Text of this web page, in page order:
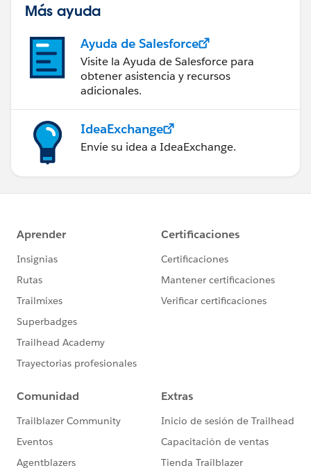
Más ayuda
Ayuda de Salesforce
Visite la Ayuda de Salesforce para
obtener asistencia y recursos
adicionales.
IdeaExchange
Envíe su idea a IdeaExchange.